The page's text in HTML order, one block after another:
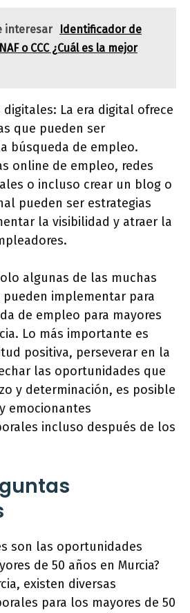
interesar
Identificador de
o CCC ¿Cuál es la mejor
La era digital ofrece
que pueden ser
búsqueda de empleo.
online de empleo, redes
o incluso crear un blog o
pueden ser estrategias
la visibilidad y atraer la
algunas de las muchas
pueden implementar para
de empleo para mayores
Lo más importante es
positiva, perseverar en la
las oportunidades que
y determinación, es posible
emocionantes
incluso después de los
son las oportunidades
de 50 años en Murcia?
existen diversas
para los mayores de 50